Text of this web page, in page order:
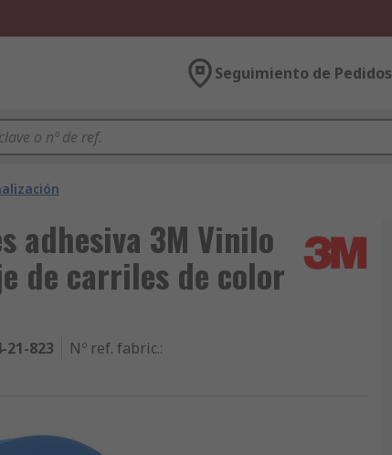
Seguimiento de Pedidos
adhesiva 3M Vinilo
de carriles de color
21-823 Nº ref. fabric.: